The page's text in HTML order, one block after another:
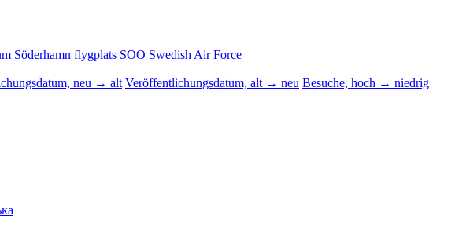
Söderhamn flygplats SOO Swedish Air Force
neu → alt Veröffentlichungsdatum, alt → neu Besuche, hoch → niedrig